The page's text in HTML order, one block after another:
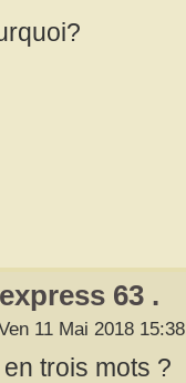
63 .
11 Mai 2018 15:38
trois mots ?